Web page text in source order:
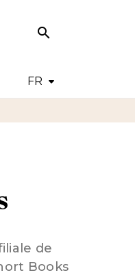
FR
search
de
Books